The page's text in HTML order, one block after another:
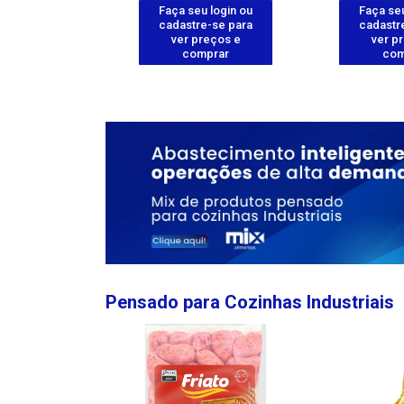
Faça seu login ou
cadastre-se para
ver preços e
comprar
Faça
ver
Pensado para Cozinhas Industriais